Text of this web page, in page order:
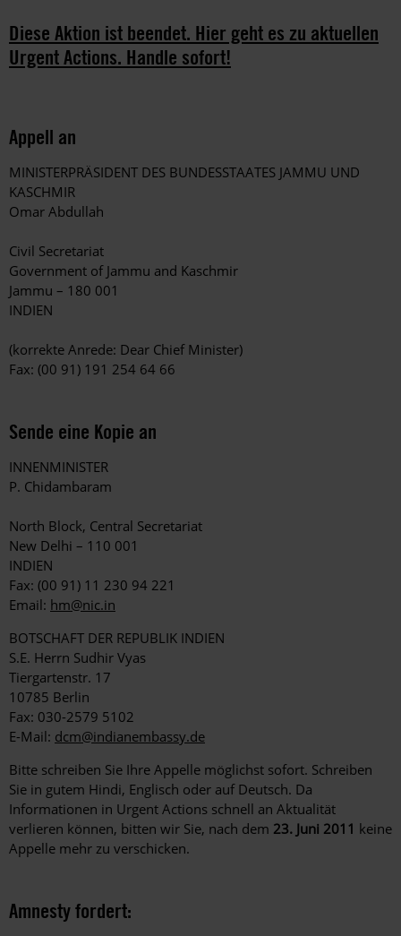
Diese Aktion ist beendet. Hier geht es zu aktuellen
Urgent Actions. Handle sofort!
Appell an
MINISTERPRÄSIDENT DES BUNDESSTAATES JAMMU UND
KASCHMIR
Omar Abdullah
Civil Secretariat
Government of Jammu and Kaschmir
Jammu – 180 001
INDIEN
(korrekte Anrede: Dear Chief Minister)
Fax: (00 91) 191 254 64 66
Sende eine Kopie an
INNENMINISTER
P. Chidambaram
North Block, Central Secretariat
New Delhi – 110 001
INDIEN
Fax: (00 91) 11 230 94 221
Email: hm@nic.in
BOTSCHAFT DER REPUBLIK INDIEN
S.E. Herrn Sudhir Vyas
Tiergartenstr. 17
10785 Berlin
Fax: 030-2579 5102
E-Mail: dcm@indianembassy.de
Bitte schreiben Sie Ihre Appelle möglichst sofort. Schreiben
Sie in gutem Hindi, Englisch oder auf Deutsch. Da
Informationen in Urgent Actions schnell an Aktualität
verlieren können, bitten wir Sie, nach dem 23. Juni 2011 keine
Appelle mehr zu verschicken.
Amnesty fordert: